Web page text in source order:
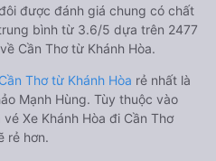
được đánh giá chung có chất
bình từ 3.6/5 dựa trên 2477
Cần Thơ từ Khánh Hòa.
Thơ từ Khánh Hòa rẻ nhất là
Mạnh Hùng. Tùy thuộc vào
Xe Khánh Hòa đi Cần Thơ
rẻ hơn.